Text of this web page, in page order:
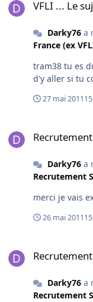
VFLI ... Le
Darky76a
France (ex
tram38 tu es
d'y aller si tu
27 mai 2011
Darky76a
Recrutement
merci je vais
26 mai 2011
Darky76a
Recrutement